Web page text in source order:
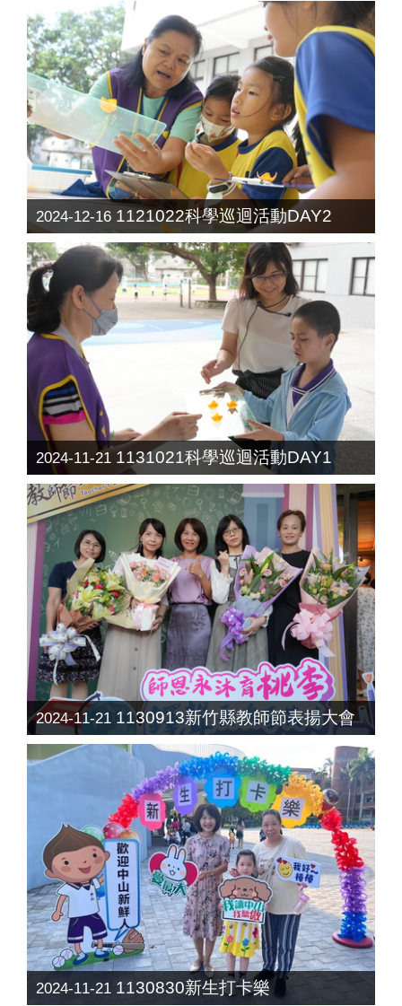
2024-12-16 1121022科學巡迴活動DAY2
2024-11-21 1131021科學巡迴活動DAY1
2024-11-21 1130913新竹縣教師節表揚大會
2024-11-21 1130830新生打卡樂